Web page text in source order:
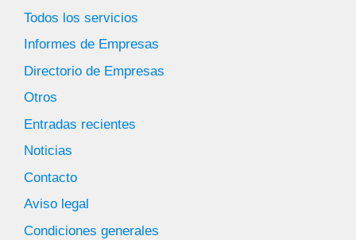
Todos los servicios
Informes de Empresas
Directorio de Empresas
Otros
Entradas recientes
Noticias
Contacto
Aviso legal
Condiciones generales